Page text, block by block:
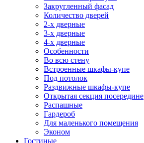
Закругленный фасад
Количество дверей
2-х дверные
3-х дверные
4-х дверные
Особенности
Во всю стену
Встроенные шкафы-купе
Под потолок
Раздвижные шкафы-купе
Открытая секция посередине
Распашные
Гардероб
Для маленького помещения
Эконом
Гостиные